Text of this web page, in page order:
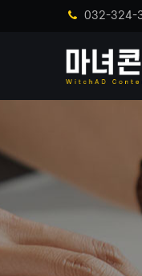
032-324-